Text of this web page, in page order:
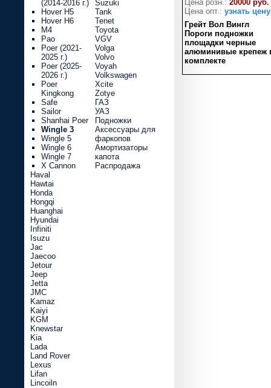
Цена розн.: 20000 руб.
Цена опт.: узнать цену
Грейт Вол Вингл
Пороги подножки
площадки черные
алюминивые крепеж
комплекте
(2014-2016 г.)
Hover H5
Hover H6
M4
Pao
Poer (2021-
2025 г.)
Poer (2025-
2026 г.)
Poer
Kingkong
Safe
Sailor
Shanhai Poer
Wingle 3
Wingle 5
Wingle 6
Wingle 7
X Cannon
Haval
Hawtai
Honda
Hongqi
Huanghai
Hyundai
Infiniti
Isuzu
Jac
Jaecoo
Jetour
Jeep
Jetta
JMC
Kamaz
Kaiyi
KGM
Knewstar
Kia
Lada
Land Rover
Lexus
Lifan
Lincoiln
Suzuki
Tank
Tenet
Toyota
VGV
Volga
Volvo
Voyah
Volkswagen
Xcite
Zotye
ГАЗ
УАЗ
Подножки
Аксессуары для
фаркопов
Амортизаторы
капота
Распродажа